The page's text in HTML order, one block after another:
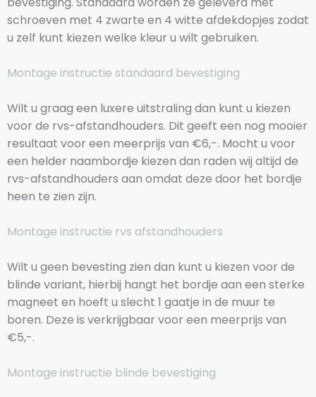
schroeven met 4 zwarte en 4 witte afdekdopjes zodat
u zelf kunt kiezen welke kleur u wilt gebruiken.
Montage instructie standaard bevestiging
Wilt u graag een luxere uitstraling dan kunt u kiezen
voor de rvs-afstandhouders. Dit geeft een nog mooier
resultaat voor een meerprijs van €6,-. Mocht u voor
een helder naambordje kiezen dan raden wij altijd de
rvs-afstandhouders aan omdat deze door het bordje
heen te zien zijn.
Montage instructie rvs afstandhouders
Wilt u geen bevesting zien dan kunt u kiezen voor de
blinde variant, hierbij hangt het bordje aan een sterke
magneet en hoeft u slecht 1 gaatje in de muur te
boren. Deze is verkrijgbaar voor een meerprijs van
€5,-.
Montage instructie blinde bevestiging